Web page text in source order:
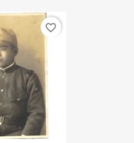
favorite_border